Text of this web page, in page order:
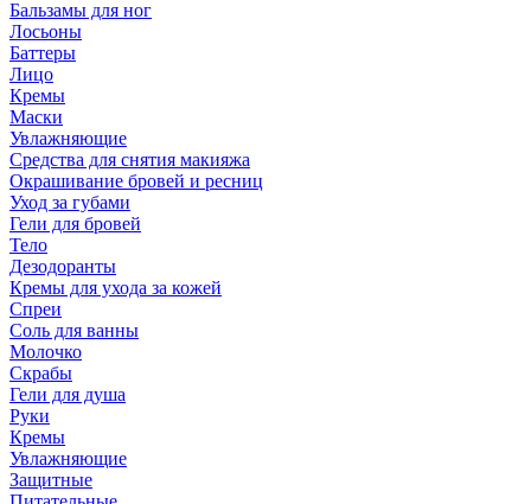
Бальзамы для ног
Лосьоны
Баттеры
Лицо
Кремы
Маски
Увлажняющие
Средства для снятия макияжа
Окрашивание бровей и ресниц
Уход за губами
Гели для бровей
Тело
Дезодоранты
Кремы для ухода за кожей
Спреи
Соль для ванны
Молочко
Скрабы
Гели для душа
Руки
Кремы
Увлажняющие
Защитные